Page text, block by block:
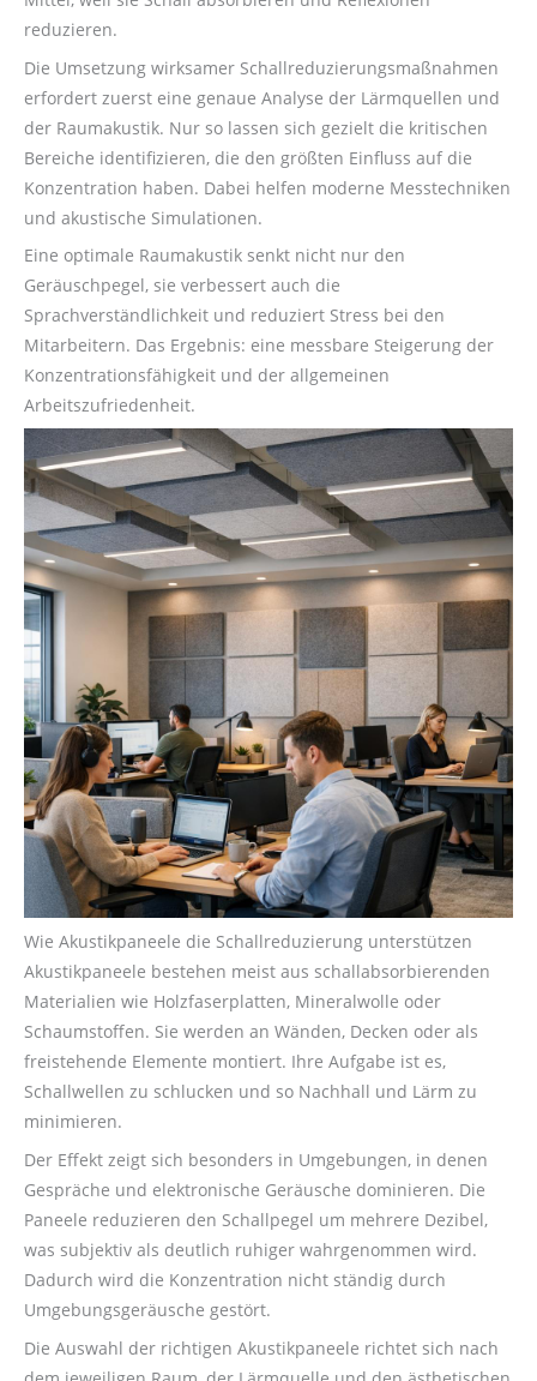
reduzieren.
Die Umsetzung wirksamer Schallreduzierungsmaßnahmen
erfordert zuerst eine genaue Analyse der Lärmquellen und
der Raumakustik. Nur so lassen sich gezielt die kritischen
Bereiche identifizieren, die den größten Einfluss auf die
Konzentration haben. Dabei helfen moderne Messtechniken
und akustische Simulationen.
Eine optimale Raumakustik senkt nicht nur den
Geräuschpegel, sie verbessert auch die
Sprachverständlichkeit und reduziert Stress bei den
Mitarbeitern. Das Ergebnis: eine messbare Steigerung der
Konzentrationsfähigkeit und der allgemeinen
Arbeitszufriedenheit.
Wie Akustikpaneele die Schallreduzierung unterstützen
Akustikpaneele bestehen meist aus schallabsorbierenden
Materialien wie Holzfaserplatten, Mineralwolle oder
Schaumstoffen. Sie werden an Wänden, Decken oder als
freistehende Elemente montiert. Ihre Aufgabe ist es,
Schallwellen zu schlucken und so Nachhall und Lärm zu
minimieren.
Der Effekt zeigt sich besonders in Umgebungen, in denen
Gespräche und elektronische Geräusche dominieren. Die
Paneele reduzieren den Schallpegel um mehrere Dezibel,
was subjektiv als deutlich ruhiger wahrgenommen wird.
Dadurch wird die Konzentration nicht ständig durch
Umgebungsgeräusche gestört.
Die Auswahl der richtigen Akustikpaneele richtet sich nach